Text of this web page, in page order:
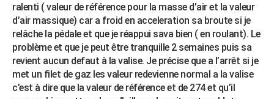
FORUM
Bricolage
Lifestyle
Culture
Sport
Auto
Television
Voyage
Cinema
ralenti ( valeur de référence pour la masse d’air et la valeur
d’air massique) car a froid en acceleration sa broute si je
relâche la pédale et que je réappui sava bien ( en roulant). Le
problème et que je peut être tranquille 2 semaines puis sa
revient aucun defaut à la valise. Je précise que a l’arrêt si je
met un filet de gaz les valeur redevienne normal a la valise
c’est à dire que la valeur de référence et de 274 et qu’il